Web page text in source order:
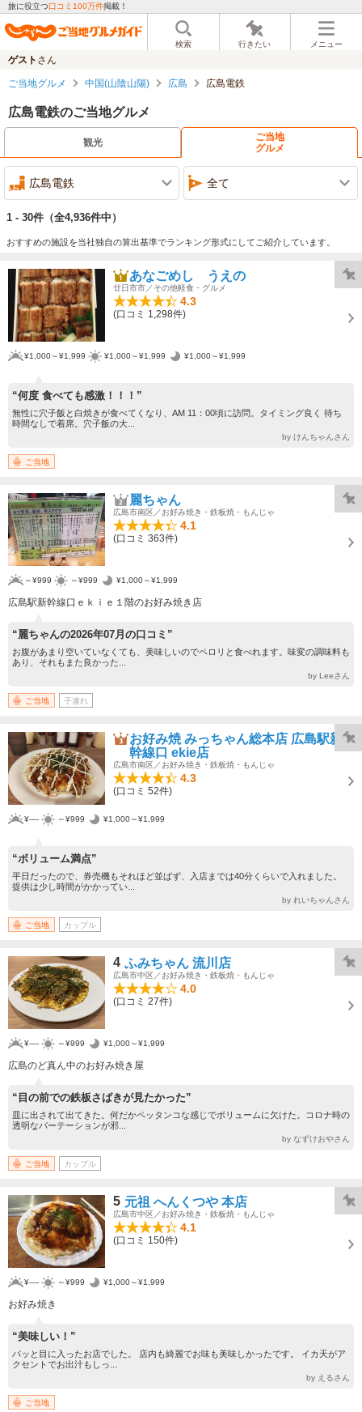
旅に役立つ口コミ100万件掲載！
検索 行きたい メニュー
ゲスト さん
ご当地グルメ 中国(山陰山陽) 広島 広島電鉄
広島電鉄のご当地グルメ
観光
ご当地
グルメ
広島電鉄 全て
1 - 30件 （全4,936件中）
おすすめの施設を当社独自の算出基準でランキング形式にしてご紹介しています。
あなごめし うえの
廿日市市／その他軽食・グルメ
4.3
(口コミ 1,298件)
¥1,000～¥1,999 ¥1,000～¥1,999 ¥1,000～¥1,999
“何度 食べても感激！！！”
無性に穴子飯と白焼きが食べてくなり、AM 11：00頃に訪問。タイミング良く 待ち
時間なしで着席。穴子飯の大...
by けんちゃんさん
ご当地
麗ちゃん
広島市南区／お好み焼き・鉄板焼・もんじゃ
4.1
(口コミ 363件)
～¥999 ～¥999 ¥1,000～¥1,999
広島駅新幹線口ｅｋｉｅ１階のお好み焼き店
“麗ちゃんの2026年07月の口コミ”
お腹があまり空いていなくても、美味しいのでペロリと食べれます。味変の調味料も
あり、それもまた良かった...
by Leeさん
ご当地 子連れ
お好み焼 みっちゃん総本店 広島駅新
幹線口 ekie店
広島市南区／お好み焼き・鉄板焼・もんじゃ
4.3
(口コミ 52件)
¥---- ～¥999 ¥1,000～¥1,999
“ボリューム満点”
平日だったので、券売機もそれほど並ばず、入店までは40分くらいで入れました。
提供は少し時間がかかってい...
by れいちゃんさん
ご当地 カップル
4 ふみちゃん 流川店
広島市中区／お好み焼き・鉄板焼・もんじゃ
4.0
(口コミ 27件)
¥---- ～¥999 ¥1,000～¥1,999
広島のど真ん中のお好み焼き屋
“目の前での鉄板さばきが見たかった”
皿に出されて出てきた。何だかペッタンコな感じでボリュームに欠けた。コロナ時の
透明なパーテーションが邪...
by なずけおやさん
ご当地 カップル
5 元祖 へんくつや 本店
広島市中区／お好み焼き・鉄板焼・もんじゃ
4.1
(口コミ 150件)
¥---- ～¥999 ¥1,000～¥1,999
お好み焼き
“美味しい！”
パッと目に入ったお店でした。 店内も綺麗でお味も美味しかったです。 イカ天がア
クセントでお出汁もしっ...
by えるさん
ご当地